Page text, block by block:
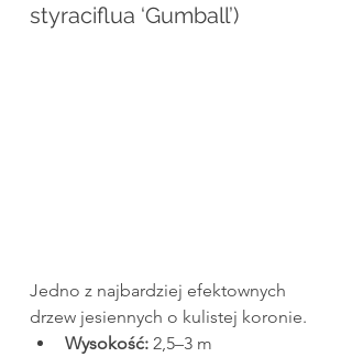
styraciflua ‘Gumball’)
Jedno z najbardziej efektownych
drzew jesiennych o kulistej koronie.
Wysokość: 2,5–3 m